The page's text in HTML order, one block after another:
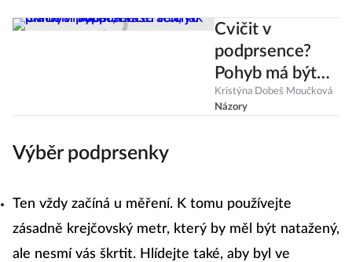
Cvičit v
podprsence?
Pohyb má být
radost, ne
strach, jak při
Kristýna Dobeš Moučková
Názory
Výběr podprsenky
Ten vždy začíná u měření. K tomu používejte
zásadně krejčovský metr, který by měl být natažený,
ale nesmí vás škrtit. Hlídejte také, aby byl ve